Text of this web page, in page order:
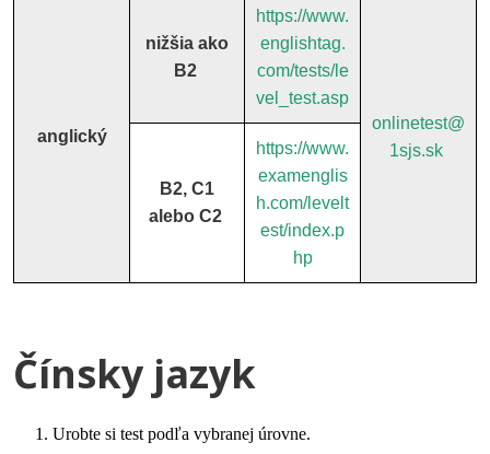
anglický
nižšia ako
B2
https://www.
englishtag.
com/tests/le
vel_test.asp
onlinetest@
1sjs.sk
B2, C1
alebo C2
https://www.
examenglis
h.com/levelt
est/index.p
hp
Čínsky jazyk
Urobte si test podľa vybranej úrovne.